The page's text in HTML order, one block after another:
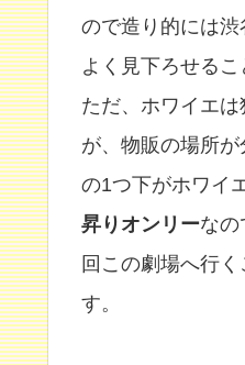
ので造り的には
よく見下ろせるこ
ただ、ホワイエ
が、物販の場所
の1つ下がホワイ
昇りオンリーなの
回この劇場へ行
す。